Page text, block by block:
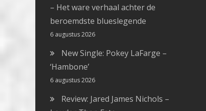
– Het ware verhaal achter de
beroemdste blueslegende
6 augustus 2026
New Single: Pokey LaFarge –
‘Hambone’
6 augustus 2026
Review: Jared James Nichols –